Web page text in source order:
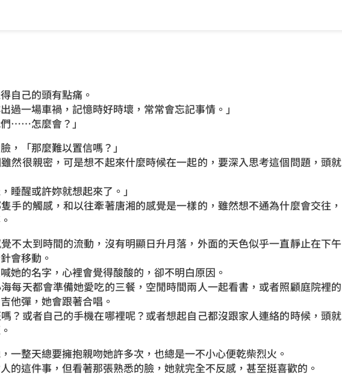
自己的頭有點痛。
過一場車禍，記憶時好時壞，常常會忘記事情。」
……怎麼會？」
，「那麼難以置信嗎？」
然很親密，可是想不起來什麼時候在一起的，要深入思考這個問題，頭就
睡醒或許妳就想起來了。」
手的觸感，和以往牽著唐湘的感覺是一樣的，雖然想不通為什麼會交往，
不太到時間的流動，沒有明顯日升月落，外面的天色似乎一直靜止在下午
會移動。
她的名字，心裡會覺得酸酸的，卻不明白原因。
每天都會準備她愛吃的三餐，空閒時間兩人一起看書，或者照顧庭院裡的
他彈，她會跟著合唱。
？或者自己的手機在哪裡呢？或者想起自己都沒跟家人連絡的時候，頭就
一整天總要擁抱親吻她許多次，也總是一不小心便乾柴烈火。
的這件事，但看著那張熟悉的臉，她就完全不反感，甚至挺喜歡的。